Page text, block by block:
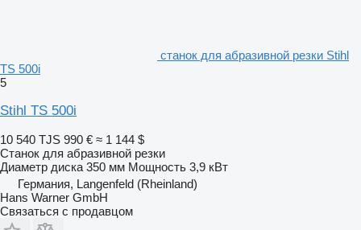
станок для абразивной резки Stihl
TS 500i
5
Stihl TS 500i
10 540 TJS 990 € ≈ 1 144 $
Станок для абразивной резки
Диаметр диска 350 мм Мощность 3,9 кВт
Германия, Langenfeld (Rheinland)
Hans Warner GmbH
Связаться с продавцом